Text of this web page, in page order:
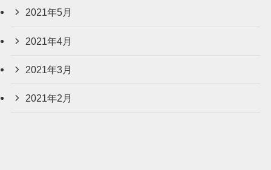
2021年5月
2021年4月
2021年3月
2021年2月